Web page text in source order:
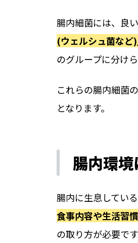
腸内細菌には、良
(ウェルシュ菌など)
のグループに分けら
これらの腸内細菌
となります。
腸内環
腸内に生息してい
食事内容や生活習
の取り方が必要です